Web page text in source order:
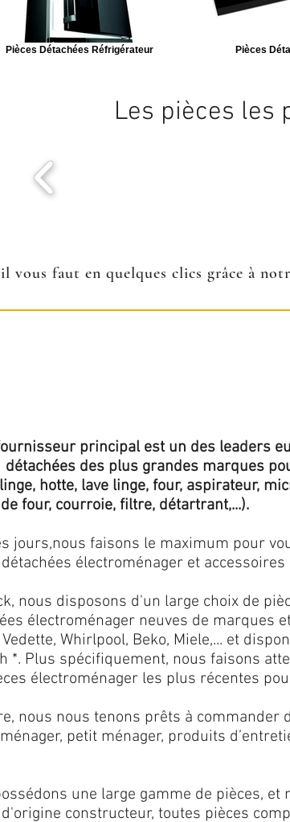
Pièces Détachées Réfrigérateur Pièces
Les pièces les
vous faut en quelques clics grâce à
principal est un des leaders
des plus grandes marques
hotte, lave linge, four, aspirateur,
four, courroie, filtre, détartrant,...).
jours,nous faisons le maximum pour
électroménager et
nous disposons d'un large choix de
électroménager neuves de marques
Vedette, Whirlpool, Beko, Miele,... et
*. Plus spécifiquement, nous faisons
électroménager les plus récentes
nous nous tenons prêts à
petit ménager, produits
une large gamme de pièces,
constructeur, toutes pièces